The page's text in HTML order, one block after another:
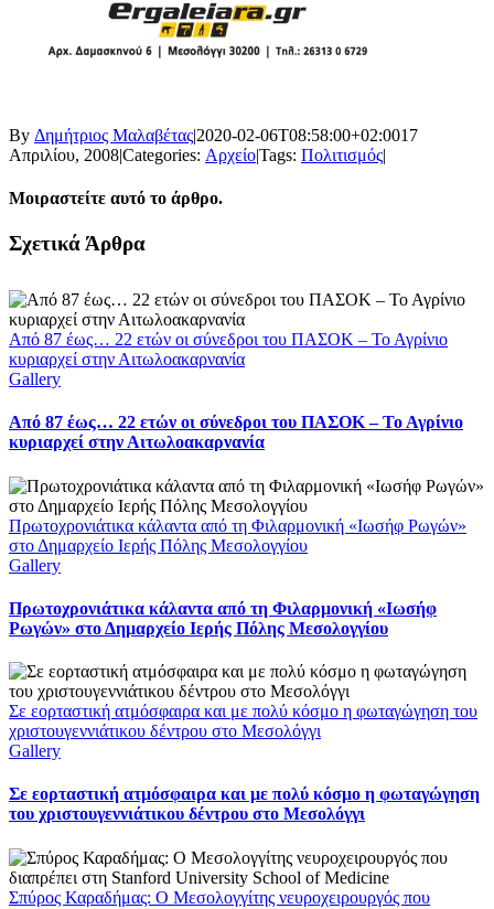
By Δημήτριος Μαλαβέτας|2020-02-06T08:58:00+02:0017
Απριλίου, 2008|Categories: Αρχείο|Tags: Πολιτισμός|
Μοιραστείτε αυτό το άρθρο.
Facebook
X
LinkedIn
WhatsApp
Email
Σχετικά Άρθρα
Από 87 έως… 22 ετών οι σύνεδροι του ΠΑΣΟΚ – Το Αγρίνιο
κυριαρχεί στην Αιτωλοακαρνανία
Gallery
Από 87 έως… 22 ετών οι σύνεδροι του ΠΑΣΟΚ – Το Αγρίνιο
κυριαρχεί στην Αιτωλοακαρνανία
Πρωτοχρονιάτικα κάλαντα από τη Φιλαρμονική «Ιωσήφ Ρωγών»
στο Δημαρχείο Ιερής Πόλης Μεσολογγίου
Gallery
Πρωτοχρονιάτικα κάλαντα από τη Φιλαρμονική «Ιωσήφ
Ρωγών» στο Δημαρχείο Ιερής Πόλης Μεσολογγίου
Σε εορταστική ατμόσφαιρα και με πολύ κόσμο η φωταγώγηση του
χριστουγεννιάτικου δέντρου στο Μεσολόγγι
Gallery
Σε εορταστική ατμόσφαιρα και με πολύ κόσμο η φωταγώγηση
του χριστουγεννιάτικου δέντρου στο Μεσολόγγι
Σπύρος Καραδήμας: Ο Μεσολογγίτης νευροχειρουργός που